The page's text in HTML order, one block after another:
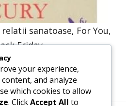
sanatoase, For You,
Friday
lei
your experience,
and analyze
which cookies to allow
. ClickAccept All to